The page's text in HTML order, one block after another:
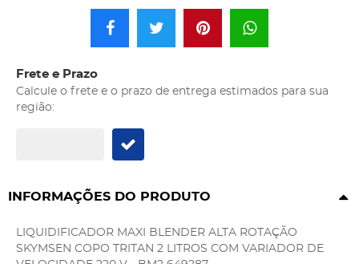
Frete e Prazo
Calcule o frete e o prazo de entrega estimados para sua
região:
INFORMAÇÕES DO PRODUTO
LIQUIDIFICADOR MAXI BLENDER ALTA ROTAÇÃO
SKYMSEN COPO TRITAN 2 LITROS COM VARIADOR DE